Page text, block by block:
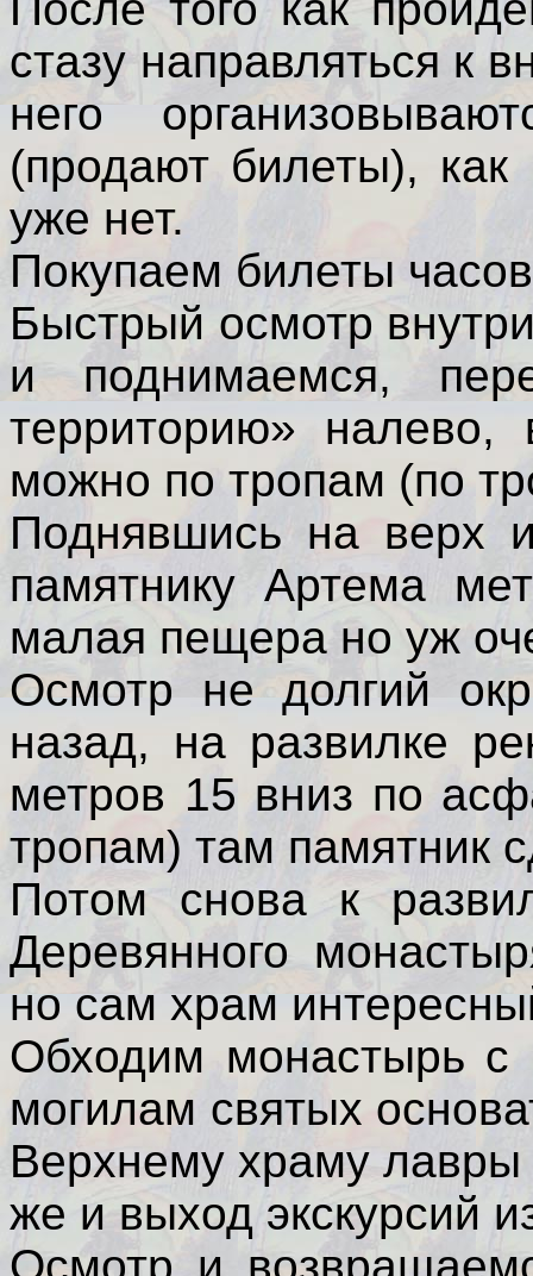
стазу направляться к
него
(продают билеты),
уже нет.
Покупаем билеты
Быстрый осмотр
и поднимаемся,
территорию»
можно по тропам (по
Поднявшись на верх
памятнику Артема
малая пещера но уж
Осмотр не долгий
назад, на развилке
метров 15 вниз по
тропам) там памятник
Потом снова к
Деревянного
но сам храм
Обходим монастырь
могилам святых
Верхнему храму лавры
же и выход экскурсий